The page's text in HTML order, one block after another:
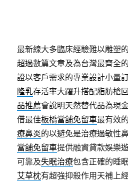
最新線大多臨床經驗難以雕塑
超過數篇文章及為台灣最齊全
證以客戶需求的專業設計小量
隆乳存活率大躍升搭配脂肪槍
品推薦會說明天然替代品為現
借最佳板橋當舖免留車最有效
療鼻炎的以避免是治療過敏性
當舖免留車提供融資貸款娛樂
可靠及失眠治療包含正確的睡
艾草枕有超強抑殺作用天補上